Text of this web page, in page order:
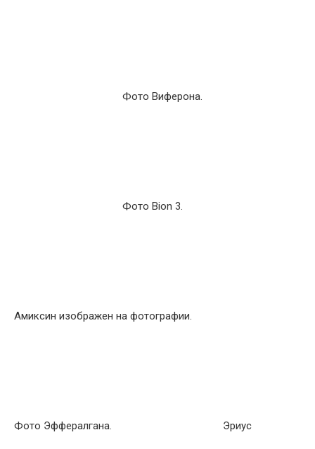
Фото Виферона.
Фото Bion 3.
Амиксин изображен на фотографии.
Фото Эффералгана. Эриус